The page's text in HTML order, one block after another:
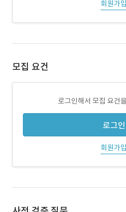
회원가입
모집 요건
로그인해서 모집 요건
로그인
회원가입